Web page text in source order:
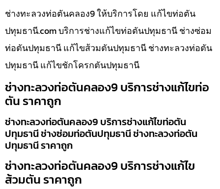
ช่างทะลวงท่อตันคลอง9 ให้บริการโดย แก้ไขท่อตัน
ปทุมธานี.com บริการช่างแก้ไขท่อตันปทุมธานี ช่างซ่อม
ท่อตันปทุมธานี แก้ไขส้วมตันปทุมธานี ช่างทะลวงท่อตัน
ปทุมธานี แก้ไขชักโครกตันปทุมธานี
ช่างทะลวงท่อตันคลอง9 บริการช่างแก้ไขท่อ
ตัน ราคาถูก
ช่างทะลวงท่อตันคลอง9 บริการช่างแก้ไขท่อตัน
ปทุมธานี ช่างซ่อมท่อตันปทุมธานี ช่างทะลวงท่อตัน
ปทุมธานี ราคาถูก
ช่างทะลวงท่อตันคลอง9 บริการช่างแก้ไข
ส้วมตัน ราคาถูก